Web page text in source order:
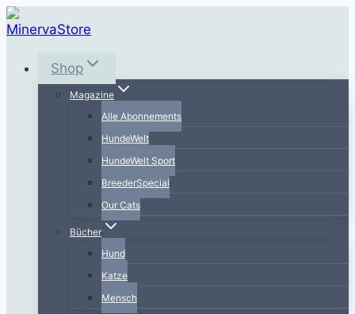
Zum
Inhalt
springen
Shop
Magazine
Alle Abonnements
HundeWelt
HundeWelt Sport
BreederSpecial
Our Cats
Bücher
Hund
Katze
Mensch